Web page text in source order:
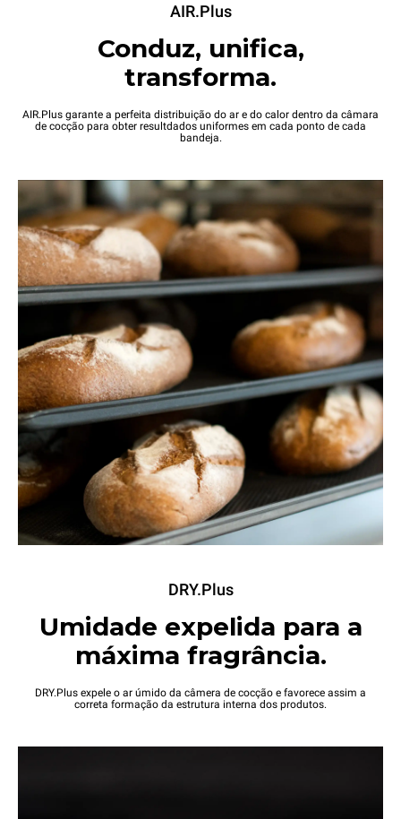
AIR.Plus
Conduz, unifica,
transforma.
AIR.Plus garante a perfeita distribuição do ar e do calor dentro da câmara
de cocção para obter resultdados uniformes em cada ponto de cada
bandeja.
DRY.Plus
Umidade expelida para a
máxima fragrância.
DRY.Plus expele o ar úmido da câmera de cocção e favorece assim a
correta formação da estrutura interna dos produtos.